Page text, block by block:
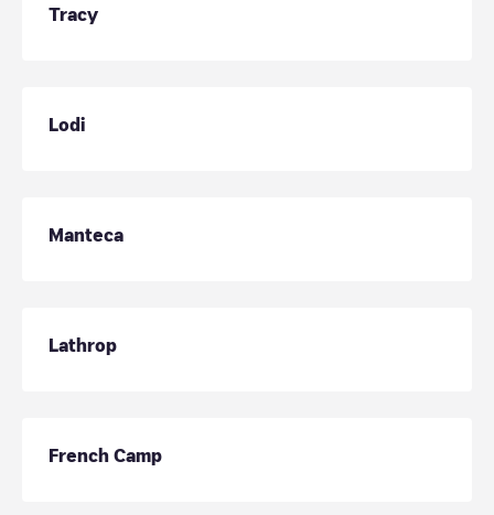
Tracy
Lodi
Manteca
Lathrop
French Camp